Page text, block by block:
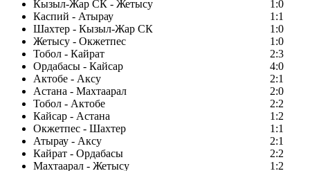
Кызыл-Жар СК - Жетысу
1:0
Каспий - Атырау
1:1
Шахтер - Кызыл-Жар СК
1:0
Жетысу - Окжетпес
1:0
Тобол - Кайрат
2:3
Ордабасы - Кайсар
4:0
Актобе - Аксу
2:1
Астана - Махтаарал
2:0
Тобол - Актобе
2:2
Кайсар - Астана
1:2
Окжетпес - Шахтер
1:1
Атырау - Аксу
2:1
Кайрат - Ордабасы
2:2
Махтаарал - Жетысу
1:2